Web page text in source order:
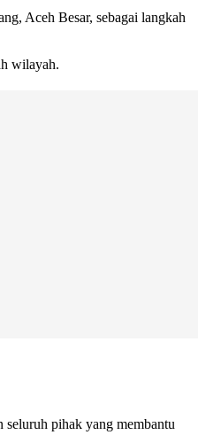
Aceh Besar, sebagai langkah
wilayah.
pihak yang membantu